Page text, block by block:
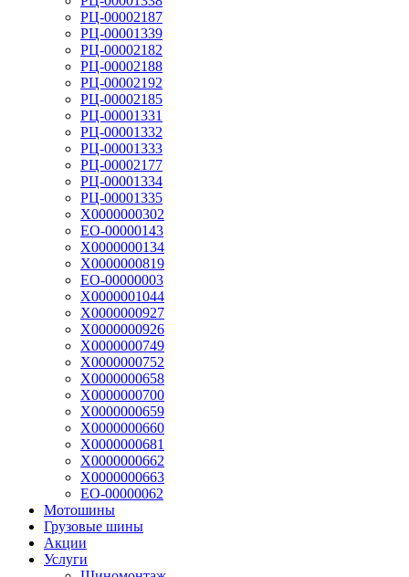
РЦ-00002187
РЦ-00001339
РЦ-00002182
РЦ-00002188
РЦ-00002192
РЦ-00002185
РЦ-00001331
РЦ-00001332
РЦ-00001333
РЦ-00002177
РЦ-00001334
РЦ-00001335
Х0000000302
ЕО-00000143
Х0000000134
Х0000000819
ЕО-00000003
Х0000001044
Х0000000927
Х0000000926
Х0000000749
Х0000000752
Х0000000658
Х0000000700
Х0000000659
Х0000000660
Х0000000681
Х0000000662
Х0000000663
ЕО-00000062
Мотошины
Грузовые шины
Акции
Услуги